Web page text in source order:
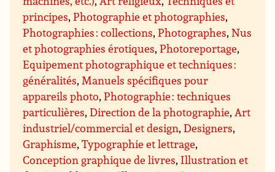
principes,Photographie et photographies,
Photographies : collections,Photographes,Nus
et photographies érotiques,Photoreportage,
Equipement photographique et techniques :
généralités,Manuels spécifiques pour
appareils photo,Photographie : techniques
particulières,Direction de la photographie,Art
industriel/commercial et design,Designers,
Graphisme,Typographie et lettrage,
Conception graphique de livres, Illustration et